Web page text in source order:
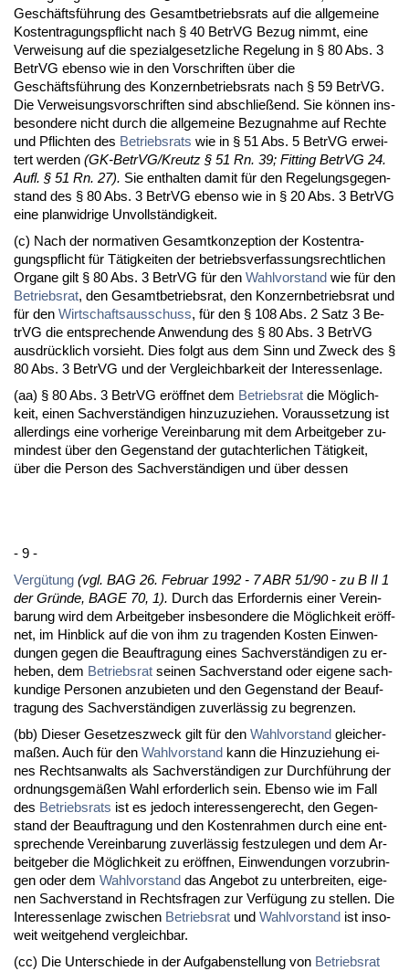
Geschäftsführung des Ge­samt­be­triebs­rats auf die all­ge­mei­ne
Kos­ten­tra­gungs­pflicht nach § 40 Be­trVG Be­zug nimmt, ei­ne
Ver­wei­sung auf die spe­zi­al­ge­setz­li­che Re­ge­lung in § 80 Abs. 3
Be­trVG eben­so wie in den Vor­schrif­ten über die
Geschäftsführung des Kon­zern­be­triebs­rats nach § 59 Be­trVG.
Die Ver­wei­sungs­vor­schrif­ten sind ab­sch­ließend. Sie können ins­
be­son­de­re nicht durch die all­ge­mei­ne Be­zug­nah­me auf Rech­te
und Pflich­ten des Be­triebs­rats wie in § 51 Abs. 5 Be­trVG er­wei­
tert wer­den (GK-Be­trVG/Kreutz § 51 Rn. 39; Fit­ting Be­trVG 24.
Aufl. § 51 Rn. 27). Sie ent­hal­ten da­mit für den Re­ge­lungs­ge­gen­
stand des § 80 Abs. 3 Be­trVG eben­so wie in § 20 Abs. 3 Be­trVG
ei­ne plan­wid­ri­ge Un­vollständig­keit.
(c) Nach der nor­ma­ti­ven Ge­samt­kon­zep­ti­on der Kos­ten­tra­
gungs­pflicht für Tätig­kei­ten der be­triebs­ver­fas­sungs­recht­li­chen
Or­ga­ne gilt § 80 Abs. 3 Be­trVG für den Wahl­vor­stand wie für den
Be­triebs­rat, den Ge­samt­be­triebs­rat, den Kon­zern­be­triebs­rat und
für den Wirt­schafts­aus­schuss, für den § 108 Abs. 2 Satz 3 Be­
trVG die ent­spre­chen­de An­wen­dung des § 80 Abs. 3 Be­trVG
aus­drück­lich vor­sieht. Dies folgt aus dem Sinn und Zweck des §
80 Abs. 3 Be­trVG und der Ver­gleich­bar­keit der In­ter­es­sen­la­ge.
(aa) § 80 Abs. 3 Be­trVG eröff­net dem Be­triebs­rat die Möglich­
keit, ei­nen Sach­verständi­gen hin­zu­zu­zie­hen. Vor­aus­set­zung ist
al­ler­dings ei­ne vor­he­ri­ge Ver­ein­ba­rung mit dem Ar­beit­ge­ber zu­
min­dest über den Ge­gen­stand der gut­ach­ter­li­chen Tätig­keit,
über die Per­son des Sach­verständi­gen und über des­sen
- 9 -
Vergütung (vgl. BAG 26. Fe­bru­ar 1992 - 7 ABR 51/90 - zu B II 1
der Gründe, BA­GE 70, 1). Durch das Er­for­der­nis ei­ner Ver­ein­
ba­rung wird dem Ar­beit­ge­ber ins­be­son­de­re die Möglich­keit eröff­
net, im Hin­blick auf die von ihm zu tra­gen­den Kos­ten Ein­wen­
dun­gen ge­gen die Be­auf­tra­gung ei­nes Sach­verständi­gen zu er­
he­ben, dem Be­triebs­rat sei­nen Sach­ver­stand oder ei­ge­ne sach­
kun­di­ge Per­so­nen an­zu­bie­ten und den Ge­gen­stand der Be­auf­
tra­gung des Sach­verständi­gen zu­verlässig zu be­gren­zen.
(bb) Die­ser Ge­set­zes­zweck gilt für den Wahl­vor­stand glei­cher­
maßen. Auch für den Wahl­vor­stand kann die Hin­zu­zie­hung ei­
nes Rechts­an­walts als Sach­verständi­gen zur Durchführung der
ord­nungs­gemäßen Wahl er­for­der­lich sein. Eben­so wie im Fall
des Be­triebs­rats ist es je­doch in­ter­es­sen­ge­recht, den Ge­gen­
stand der Be­auf­tra­gung und den Kos­ten­rah­men durch ei­ne ent­
spre­chen­de Ver­ein­ba­rung zu­verlässig fest­zu­le­gen und dem Ar­
beit­ge­ber die Möglich­keit zu eröff­nen, Ein­wen­dun­gen vor­zu­brin­
gen oder dem Wahl­vor­stand das An­ge­bot zu un­ter­brei­ten, ei­ge­
nen Sach­ver­stand in Rechts­fra­gen zur Verfügung zu stel­len. Die
In­ter­es­sen­la­ge zwi­schen Be­triebs­rat und Wahl­vor­stand ist in­so­
weit weit­ge­hend ver­gleich­bar.
(cc) Die Un­ter­schie­de in der Auf­ga­ben­stel­lung von Be­triebs­rat